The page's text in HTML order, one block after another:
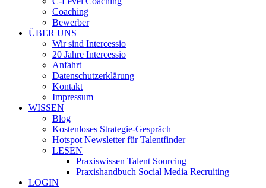
Coaching
Bewerber
ÜBER UNS
Wir sind Intercessio
20 Jahre Intercessio
Anfahrt
Datenschutzerklärung
Kontakt
Impressum
WISSEN
Blog
Kostenloses Strategie-Gespräch
Hotspot Newsletter für Talentfinder
LESEN
Praxiswissen Talent Sourcing
Praxishandbuch Social Media Recruiting
LOGIN